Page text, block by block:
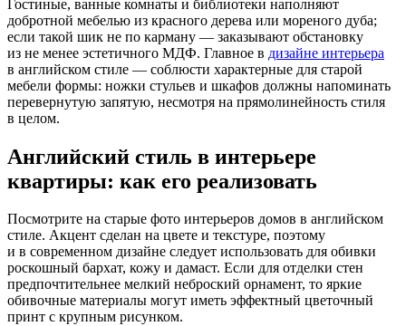
Гостиные, ванные комнаты и библиотеки наполняют
добротной мебелью из красного дерева или мореного дуба;
если такой шик не по карману — заказывают обстановку
из не менее эстетичного МДФ. Главное в дизайне интерьера
в английском стиле — соблюсти характерные для старой
мебели формы: ножки стульев и шкафов должны напоминать
перевернутую запятую, несмотря на прямолинейность стиля
в целом.
Английский стиль в интерьере
квартиры: как его реализовать
Посмотрите на старые фото интерьеров домов в английском
стиле. Акцент сделан на цвете и текстуре, поэтому
и в современном дизайне следует использовать для обивки
роскошный бархат, кожу и дамаст. Если для отделки стен
предпочтительнее мелкий неброский орнамент, то яркие
обивочные материалы могут иметь эффектный цветочный
принт с крупным рисунком.